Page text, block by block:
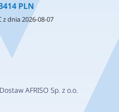
AFRISO Sp. z o.o.
PLN
z dnia 2026-08-07